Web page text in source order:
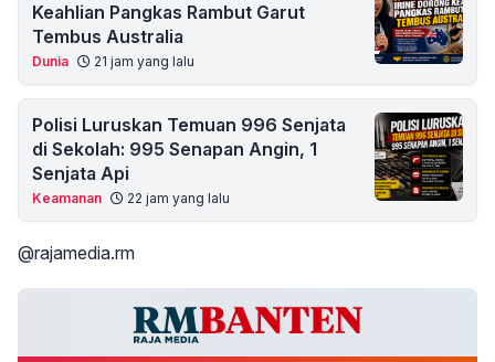
Keahlian Pangkas Rambut Garut
Tembus Australia
Dunia 21 jam yang lalu
Polisi Luruskan Temuan 996 Senjata
di Sekolah: 995 Senapan Angin, 1
Senjata Api
Keamanan 22 jam yang lalu
@rajamedia.rm